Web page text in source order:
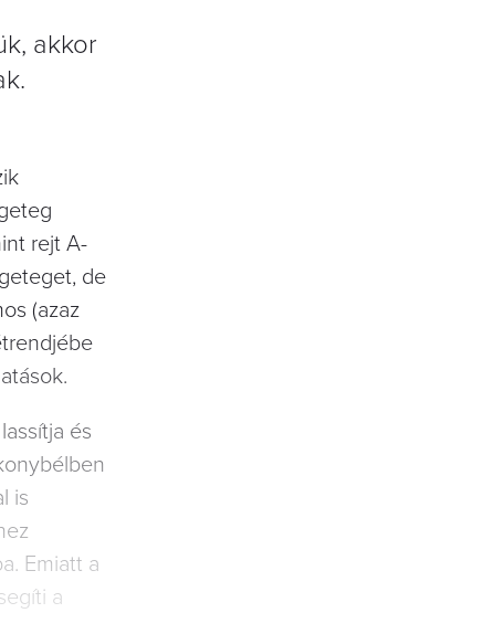
akkor
rejt A-
de
(azaz
és
is
Emiatt a
a